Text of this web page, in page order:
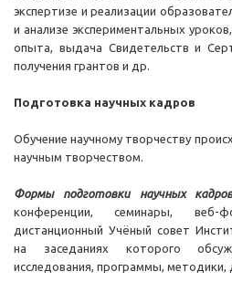
экспертизе и реализации
и анализе экспериментальных
опыта, выдача Свидетельств и
получения грантов и др.
Подготовка научных кадров
Обучение научному творчеству
научным творчеством.
Формы подготовки научных кадров
конференции, семинары,
дистанционный Учёный совет
на заседаниях которого
исследования, программы, методики,